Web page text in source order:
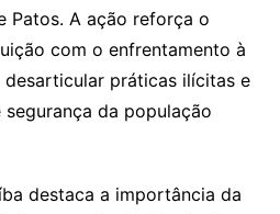
Patos. A ação reforça o
com o enfrentamento à
práticas ilícitas e
da população
destaca a importância da